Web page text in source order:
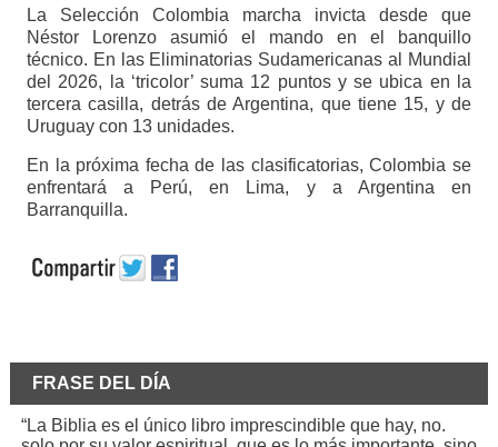
La Selección Colombia marcha invicta desde que
Néstor Lorenzo asumió el mando en el banquillo
técnico. En las Eliminatorias Sudamericanas al Mundial
del 2026, la ‘tricolor’ suma 12 puntos y se ubica en la
tercera casilla, detrás de Argentina, que tiene 15, y de
Uruguay con 13 unidades.
En la próxima fecha de las clasificatorias, Colombia se
enfrentará a Perú, en Lima, y a Argentina en
Barranquilla.
FRASE DEL DÍA
“La Biblia es el único libro imprescindible que hay, no.